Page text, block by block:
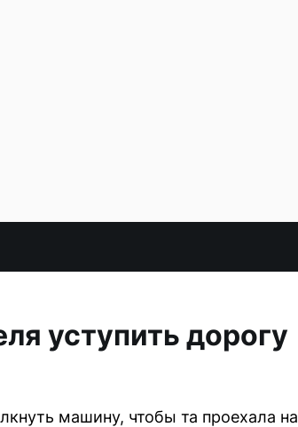
уступить дорогу
машину, чтобы та проехала на